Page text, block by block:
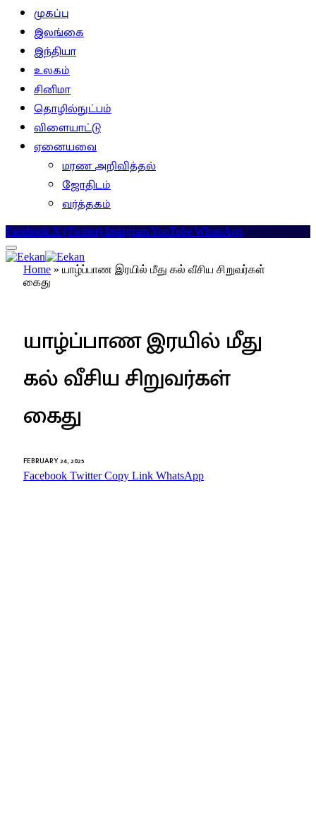
முகப்பு
இலங்கை
இந்தியா
உலகம்
சினிமா
தொழில்நுட்பம்
விளையாட்டு
ஏனையவை
மரண அறிவித்தல்
ஜோதிடம்
வர்த்தகம்
Facebook X (Twitter) InstagramYouTube WhatsApp
Home » யாழ்ப்பாண இரயில் மீது கல் வீசிய சிறுவர்கள்
கைது
யாழ்ப்பாண இரயில் மீது
கல் வீசிய சிறுவர்கள்
கைது
FEBRUARY 24, 2025
Facebook Twitter Copy Link WhatsApp